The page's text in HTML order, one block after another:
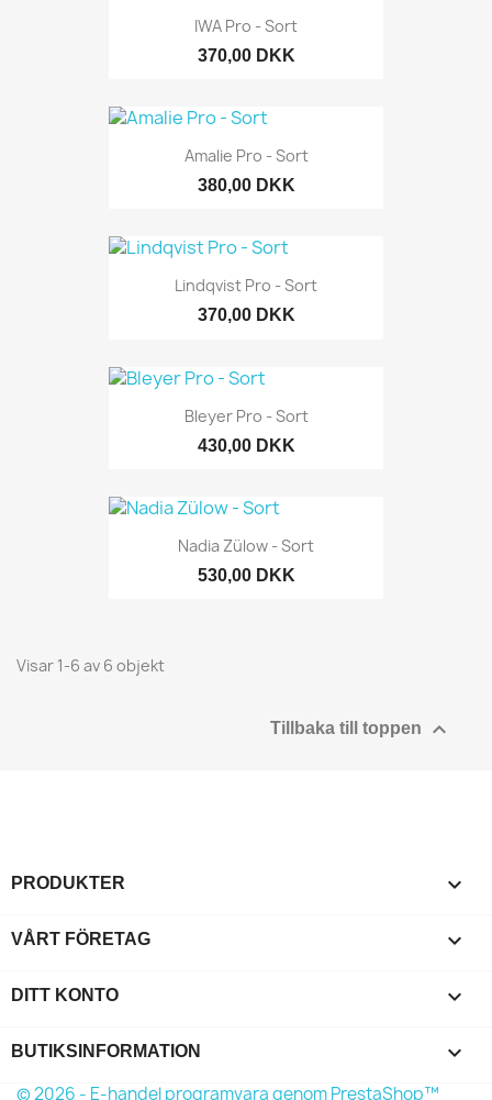
IWA Pro - Sort
370,00 DKK
Amalie Pro - Sort
380,00 DKK
Lindqvist Pro - Sort
370,00 DKK
Bleyer Pro - Sort
430,00 DKK
Nadia Zülow - Sort
530,00 DKK
Visar 1-6 av 6 objekt
Tillbaka till toppen 
PRODUKTER 
VÅRT FÖRETAG 
DITT KONTO 
BUTIKSINFORMATION keyboard_arrow_down
© 2026 - E-handel programvara genom PrestaShop™